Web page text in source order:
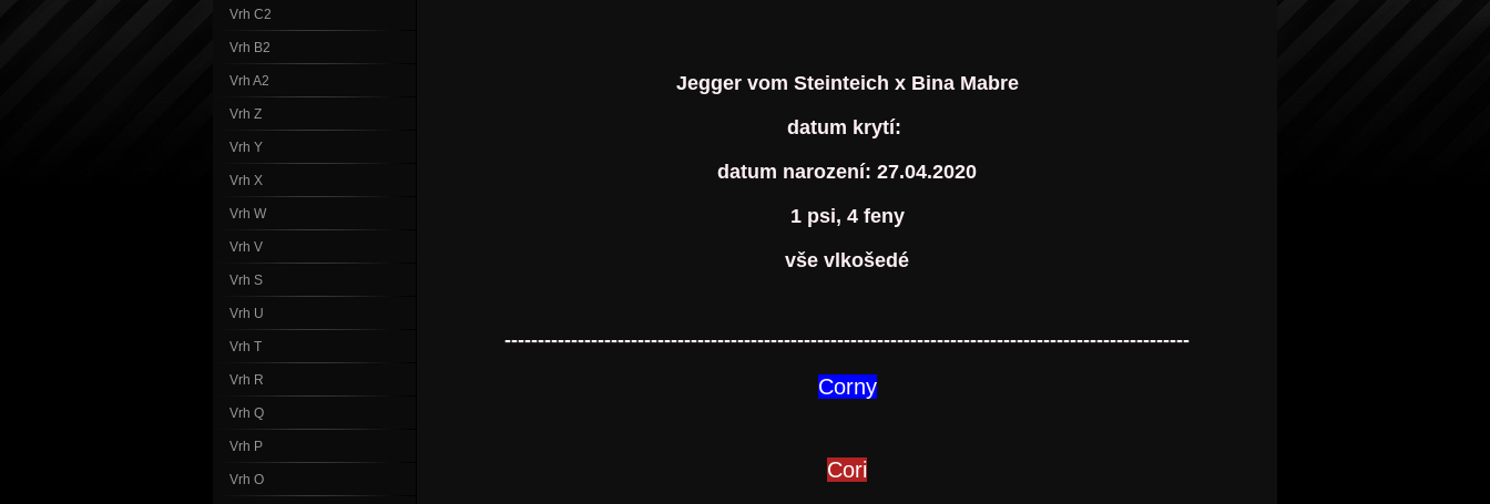
Vrh C2
Vrh B2
Vrh A2
Vrh Z
Vrh Y
Vrh X
Vrh W
Vrh V
Vrh S
Vrh U
Vrh T
Vrh R
Vrh Q
Vrh P
Vrh O
Jegger vom Steinteich x Bina Mabre
datum krytí:
datum narození: 27.04.2020
1 psi, 4 feny
vše vlkošedé
-------------------------------------------------------------------------------------------------------
Corny
Cori